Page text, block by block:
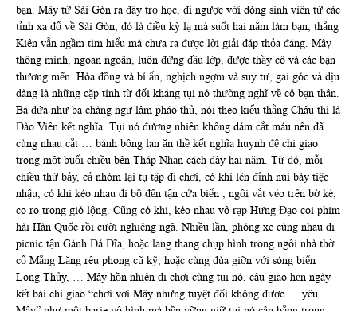
bạn. Mây từ Sài Gòn ra đây trọ học, đi ngược với dòng sinh viên từ các
tỉnh xa đổ về Sài Gòn, đó là điều kỳ lạ mà suốt hai năm làm bạn, thằng
Kiên vẫn ngầm tìm hiểu mà chưa ra được lời giải đáp thỏa đáng. Mây
thông minh, ngoan ngoãn, luôn đứng đầu lớp, được thầy cô và các bạn
thương mến. Hòa đồng và bí ẩn, nghịch ngợm và suy tư, gai góc và dịu
dàng là những cặp tính từ đối kháng tụi nó thường nghĩ về cô bạn thân.
Ba đứa như ba chàng ngự lâm pháo thủ, nói theo kiểu thằng Châu thì là
Đào Viên kết nghĩa. Tụi nó đương nhiên không dám cắt máu nên đã
cùng nhau cắt … bánh bông lan ăn thề kết nghĩa huynh đệ chi giao
trong một buổi chiều bên Tháp Nhạn cách đây hai năm. Từ đó, mỗi
chiều thứ bảy, cả nhóm lại tụ tập đi chơi, có khi lên đỉnh núi bày tiệc
nhậu, có khi kéo nhau đi bộ đến tận cửa biển , ngồi vắt vẻo trên bờ kè,
co ro trong gió lộng. Cũng có khi, kéo nhau vô rạp Hưng Đạo coi phim
hài Hàn Quốc rồi cười nghiêng ngã. Nhiều lần, phóng xe cùng nhau đi
picnic tận Gành Đá Đĩa, hoặc lang thang chụp hình trong ngôi nhà thờ
cổ Mằng Lăng rêu phong cũ kỹ, hoặc cùng đùa giỡn với sóng biển
Long Thủy, … Mây hồn nhiên đi chơi cùng tụi nó, câu giao hẹn ngày
kết bái chi giao “chơi với Mây nhưng tuyệt đối không được … yêu